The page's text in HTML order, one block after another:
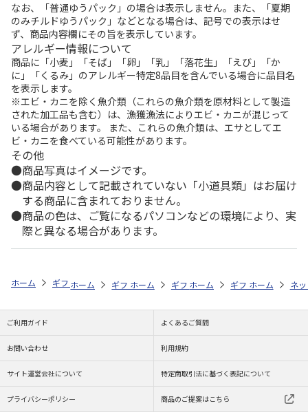
なお、「普通ゆうパック」の場合は表示しません。また、「夏期
のみチルドゆうパック」などとなる場合は、記号での表示はせ
ず、商品内容欄にその旨を表示しています。
アレルギー情報について
商品に「小麦」「そば」「卵」「乳」「落花生」「えび」「か
に」「くるみ」のアレルギー特定8品目を含んでいる場合に品目名
を表示します。
※エビ・カニを除く魚介類（これらの魚介類を原材料として製造
された加工品も含む）は、漁獲漁法によりエビ・カニが混じって
いる場合があります。 また、これらの魚介類は、エサとしてエ
ビ・カニを食べている可能性があります。
その他
商品写真はイメージです。
商品内容として記載されていない「小道具類」はお届け
する商品に含まれておりません。
商品の色は、ご覧になるパソコンなどの環境により、実
際と異なる場合があります。
ホーム ギフトストア お中元・夏ギフト特集 2026 おつまみ・お惣菜
ホーム ギフトストア お中元・夏ギフト特集 2026
ホーム ギフトストア お中元・夏ギフト
ホーム ギフトストア お
ホーム ネ
ご利用ガイド よくあるご質問
お問い合わせ 利用規約
サイト運営会社について 特定商取引法に基づく表記について
プライバシーポリシー 商品のご提案はこちら